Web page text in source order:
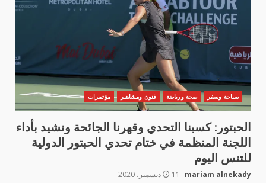
سياحة وسفر صحة ورياضة فنون ومشاهير مؤتمرات
الحبتور: كسبنا التحدي وقهرنا الجائحة ونشيد بأداء
اللجنة المنظمة في ختام تحدي الحبتور الدولية
للتنس اليوم
mariam alnekady 11 ديسمبر، 2020